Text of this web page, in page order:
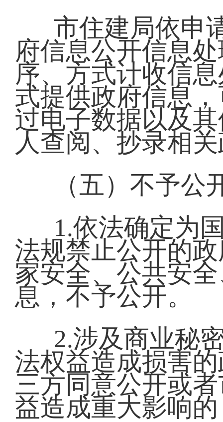
市住建局依申
府信息公开信息
序、方式计收信
式提供政府信息
过电子数据以及
人查阅、抄录相
（五）不予公
1.依法确定为
法规禁止公开的
家安全、公共安
息，不予公开。
2.涉及商业秘
法权益造成损害
三方同意公开或
益造成重大影响